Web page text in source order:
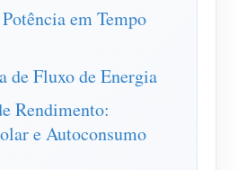
de eletricidade
de aquecedor FV
de energia da fábrica
produto
em Tempo
de Fluxo de Energia
Rendimento:
e Autoconsumo